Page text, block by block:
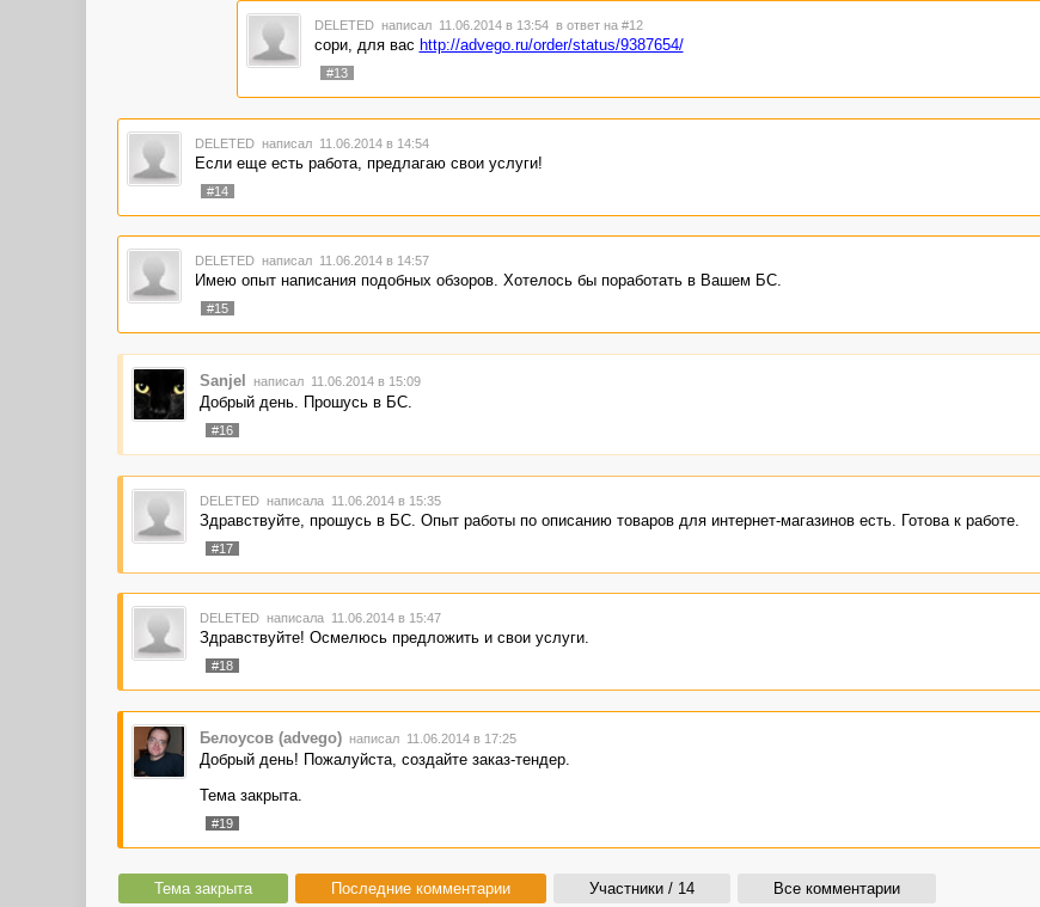
DELETED написал 11.06.2014 в 13:54 в ответ на #12
сори, для вас http://advego.ru/order/status/9387654/
#13
DELETED написал 11.06.2014 в 14:54
Если еще есть работа, предлагаю свои услуги!
#14
DELETED написал 11.06.2014 в 14:57
Имею опыт написания подобных обзоров. Хотелось бы поработать в Вашем БС.
#15
Sanjel написал 11.06.2014 в 15:09
Добрый день. Прошусь в БС.
#16
DELETED написала 11.06.2014 в 15:35
Здравствуйте, прошусь в БС. Опыт работы по описанию товаров для интернет-магазинов есть. Готова к работе.
#17
DELETED написала 11.06.2014 в 15:47
Здравствуйте! Осмелюсь предложить и свои услуги.
#18
Белоусов (advego) написал 11.06.2014 в 17:25
Добрый день! Пожалуйста, создайте заказ-тендер.
Тема закрыта.
#19
Тема закрыта Последние комментарии Участники / 14 Все комментарии